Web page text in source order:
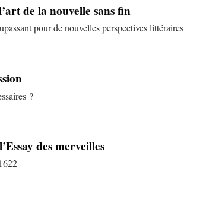
de la nouvelle sans fin
pour de nouvelles perspectives littéraires
?
des merveilles